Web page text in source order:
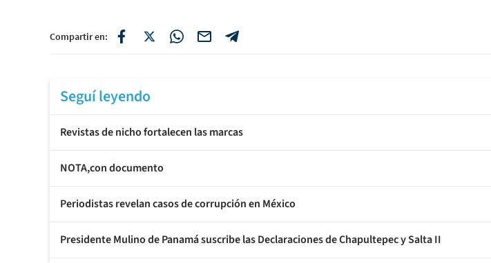
Compartir en:
Seguí leyendo
Revistas de nicho fortalecen las marcas
NOTA,con documento
Periodistas revelan casos de corrupción en México
Presidente Mulino de Panamá suscribe las Declaraciones de Chapultepec y Salta II